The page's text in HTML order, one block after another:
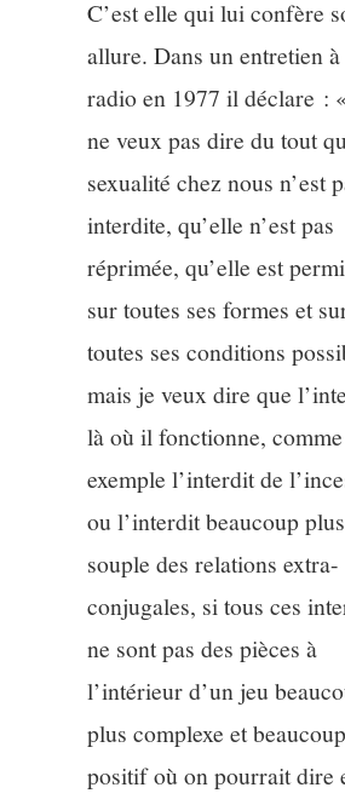
C’est elle qui lui confère
allure. Dans un entretien
radio en 1977 il déclare :
ne veux pas dire du tout
sexualité chez nous n’est
interdite, qu’elle n’est pas
réprimée, qu’elle est
sur toutes ses formes et
toutes ses conditions
mais je veux dire que
là où il fonctionne,
exemple l’interdit de
ou l’interdit beaucoup plus
souple des relations extra-
conjugales, si tous ces
ne sont pas des pièces à
l’intérieur d’un jeu
plus complexe et
positif où on pourrait dire